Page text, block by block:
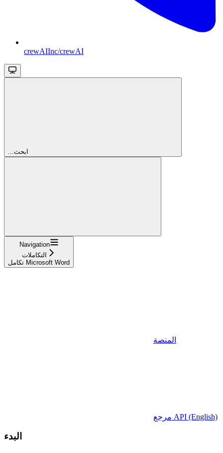
crewAIInc/crewAI
...ابحث
Navigation
التكاملات
تكامل Microsoft Word
المنصة
مرجع API (English)
البدء